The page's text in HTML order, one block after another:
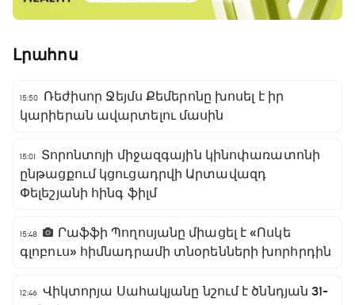
Լրահոս
15:50
Ռեժիսոր Ջեյմս Քեմերոնը խոսել է իր
կարիերան ավարտելու մասին
15:01
Տորոնտոյի միջազգային կինոփառատոնի
ընթացքում կցուցադրվի Արտավազդ
Փելեշյանի հինգ ֆիլմ
15:48
Րաֆֆի Պողոսյանը միացել է «Ոսկե
գլոբուս» հիմնադրամի տնօրենների խորհրդին
12:46 Վիկտորյա Սահակյանը նշում է ծննդյան 31-